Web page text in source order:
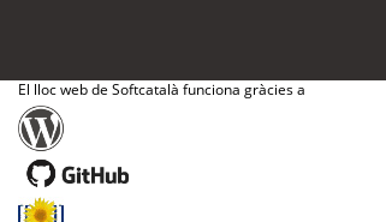
El lloc web de Softcatalà funciona gràcies a